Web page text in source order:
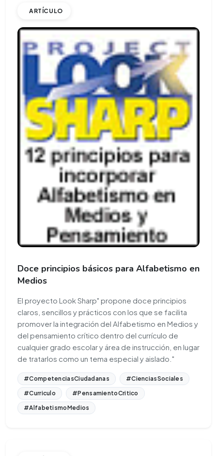
ARTÍCULO
Doce principios básicos para Alfabetismo en
Medios
El proyecto Look Sharp" propone doce principios
claros, sencillos y prácticos con los que se facilita
promover la integración del Alfabetismo en Medios y
del pensamiento crítico dentro del currículo de
cualquier grado escolar y área de instrucción, en lugar
de tratarlos como un tema especial y aislado."
#CompetenciasCiudadanas
#CienciasSociales
#Curriculo
#PensamientoCritico
#AlfabetismoMedios